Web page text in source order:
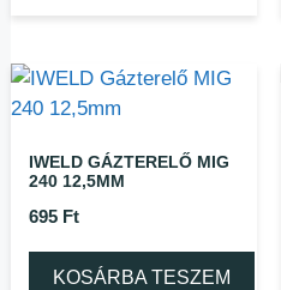
IWELD GÁZTERELŐ MIG
240 12,5MM
695 Ft
KOSÁRBA TESZEM